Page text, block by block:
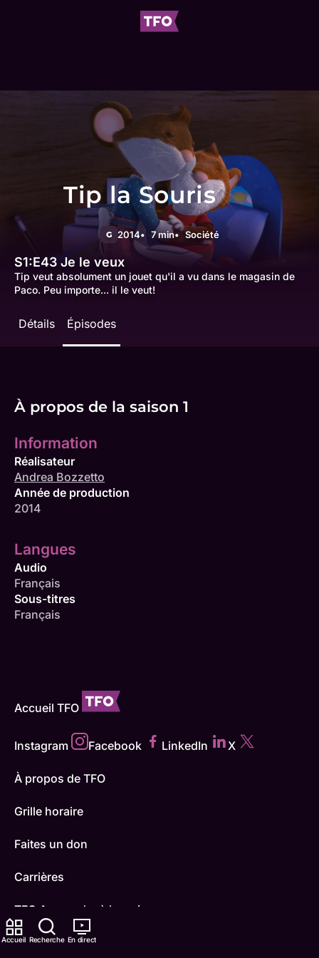
Accueil Recherche En direct
Tip la Souris
G 2014 7 min Société
S1:E43 Je le veux
Tip veut absolument un jouet qu'il a vu dans le magasin de
Paco. Peu importe... il le veut!
Détails Épisodes
À propos de la saison 1
Information
Réalisateur
Andrea Bozzetto
Année de production
2014
Langues
Audio
Français
Sous-titres
Français
Accueil TFO
Instagram Facebook LinkedIn X
À propos de TFO
Grille horaire
Faites un don
Carrières
TFO Apprendre à la maison
Comment nous capter